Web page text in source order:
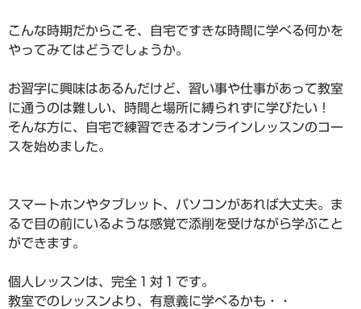
こんな時期だからこそ、自宅ですきな時間に学べる何かを
やってみてはどうでしょうか。
お習字に興味はあるんだけど、習い事や仕事があって教室
に通うのは難しい、時間と場所に縛られずに学びたい！
そんな方に、自宅で練習できるオンラインレッスンのコー
スを始めました。
スマートホンやタブレット、パソコンがあれば大丈夫。ま
るで目の前にいるような感覚で添削を受けながら学ぶこと
ができます。
個人レッスンは、完全１対１です。
教室でのレッスンより、有意義に学べるかも・・